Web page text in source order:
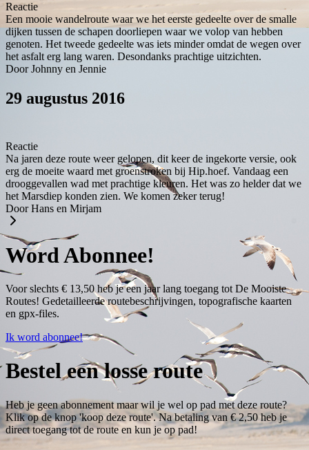
Reactie
Een mooie wandelroute waar we het eerste gedeelte over de smalle
dijken tussen de schapen doorliepen waar we volop van hebben
genoten. Het tweede gedeelte was iets minder omdat de wegen over
het asfalt erg lang waren. Desondanks prachtige uitzichten.
Door Johnny en Jennie
29 augustus 2016
Reactie
Na jaren deze route weer gelopen, dit keer de ingekorte versie, ook
erg de moeite waard met groenstroken bij Hip.hoef. Vandaag een
drooggevallen wad met prachtige kleuren. Het was zo helder dat we
het Marsdiep konden zien. We komen zeker terug!
Door Hans en Mirjam
Word Abonnee!
Voor slechts € 13,50 heb je een jaar lang toegang tot De Mooiste
Routes! Gedetailleerde routebeschrijvingen, topografische kaarten
en gpx-files.
Ik word abonnee!
Bestel een losse route
Heb je geen abonnement maar wil je wel op pad met deze route?
Klik op de knop 'koop deze route'. Na betaling van € 2,50 heb je
direct toegang tot de route en kun je op pad!